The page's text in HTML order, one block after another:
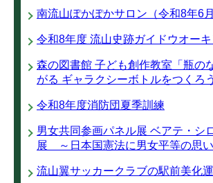
南流山ぽかぽかサロン（令和8年6月
令和8年度 流山史跡ガイドウオーキ
森の図書館 子ども創作教室「瓶の
がる ギャラクシーボトルをつくろう
令和8年度消防団夏季訓練
男女共同参画パネル展 ベアテ・シ
展 ～日本国憲法に男女平等の思
流山翼サッカークラブの駅前美化